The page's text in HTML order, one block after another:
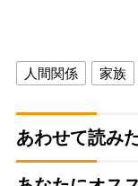
人間関係 家族
あわせて読み